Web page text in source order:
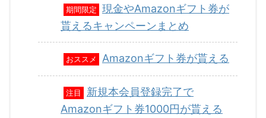
期間限定
現金やAmazonギフト券が
貰えるキャンペーンまとめ
おススメ Amazonギフト券が貰える
注目
新規本会員登録完了で
Amazonギフト券1000円が貰える